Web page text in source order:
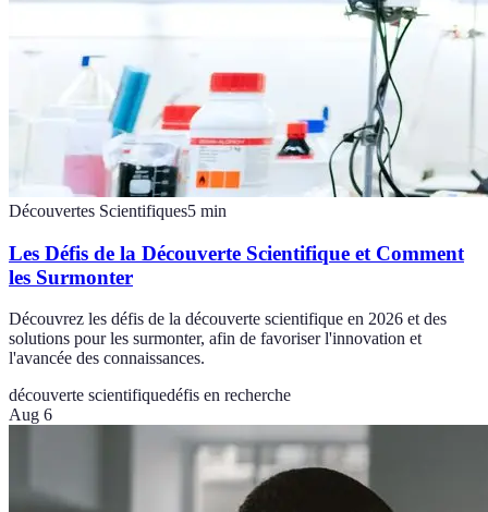
Découvertes Scientifiques5 min
Les Défis de la Découverte Scientifique et Comment
les Surmonter
Découvrez les défis de la découverte scientifique en 2026 et des
solutions pour les surmonter, afin de favoriser l'innovation et
l'avancée des connaissances.
découverte scientifiquedéfis en recherche
Aug 6